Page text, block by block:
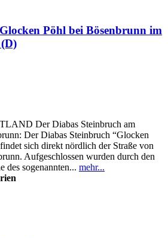
Pöhl bei Bösenbrunn im
Der Diabas Steinbruch am
Der Diabas Steinbruch “Glocken
sich direkt nördlich der Straße von
Aufgeschlossen wurden durch den
des sogenannten... mehr...